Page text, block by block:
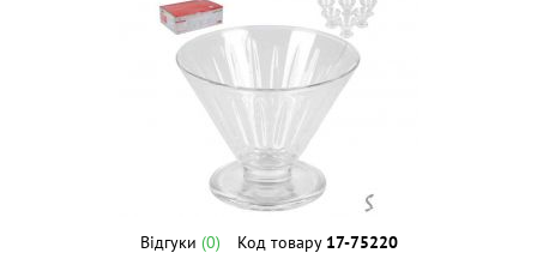
Відгуки (0) Код товару 17-75220